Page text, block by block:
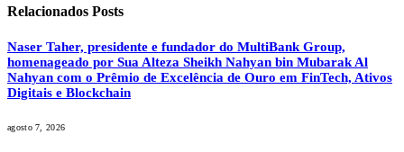
Relacionados Posts
Naser Taher, presidente e fundador do MultiBank Group,
homenageado por Sua Alteza Sheikh Nahyan bin Mubarak Al
Nahyan com o Prêmio de Excelência de Ouro em FinTech, Ativos
Digitais e Blockchain
agosto 7, 2026